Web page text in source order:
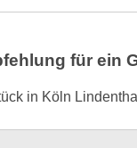
für ein
in Köln